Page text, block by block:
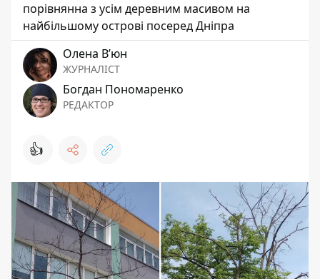
порівнянна з усім деревним масивом на
найбільшому острові посеред Дніпра
Олена Вʼюн
ЖУРНАЛІСТ
Богдан Пономаренко
РЕДАКТОР
👍